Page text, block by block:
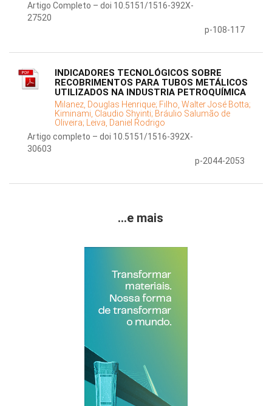
Artigo Completo – doi 10.5151/1516-392X-
27520
p-108-117
INDICADORES TECNOLÓGICOS SOBRE
RECOBRIMENTOS PARA TUBOS METÁLICOS
UTILIZADOS NA INDUSTRIA PETROQUÍMICA
Milanez, Douglas Henrique; Filho, Walter José Botta;
Kiminami, Claudio Shyinti; Bráulio Salumão de
Oliveira; Leiva, Daniel Rodrigo
Artigo completo – doi 10.5151/1516-392X-
30603
p-2044-2053
...e mais